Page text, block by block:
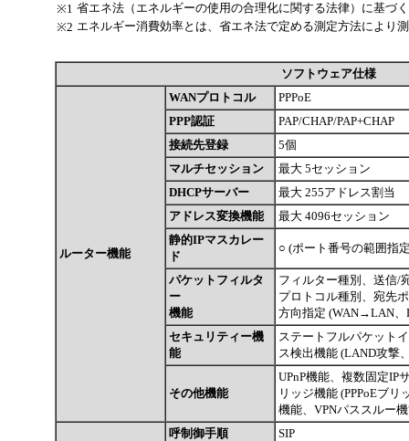
※1 省エネ法（エネルギーの使用の合理化に関する法律）に基づ
※2 エネルギー消費効率とは、省エネ法で定める測定方法により
ソフトウェア仕様
ルーター機能
WANプロトコル
PPPoE
PPP認証
PAP/CHAP/PAP+CHAP
接続先登録
5個
マルチセッション
最大 5セッション
DHCPサーバー
最大 255アドレス割当
アドレス変換機能
最大 4096セッション
静的IPマスカレー
ド
○ (ポート番号の範囲指
パケットフィルタ
ー
機能
フィルター種別、送信/
プロトコル種別、宛先
方向指定 (WAN→LAN
セキュリティー機
能
ステートフルパケット
ス検出機能 (LAND攻撃
その他機能
UPnP機能、複数固定IP
リッジ機能 (PPPoEブ
機能、VPNパススルー
呼制御手順
SIP